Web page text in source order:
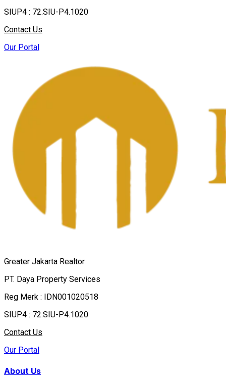
SIUP4 : 72.SIU-P4.1020
Contact Us
Our Portal
Greater Jakarta Realtor
PT. Daya Property Services
Reg Merk : IDN001020518
SIUP4 : 72.SIU-P4.1020
Contact Us
Our Portal
About Us